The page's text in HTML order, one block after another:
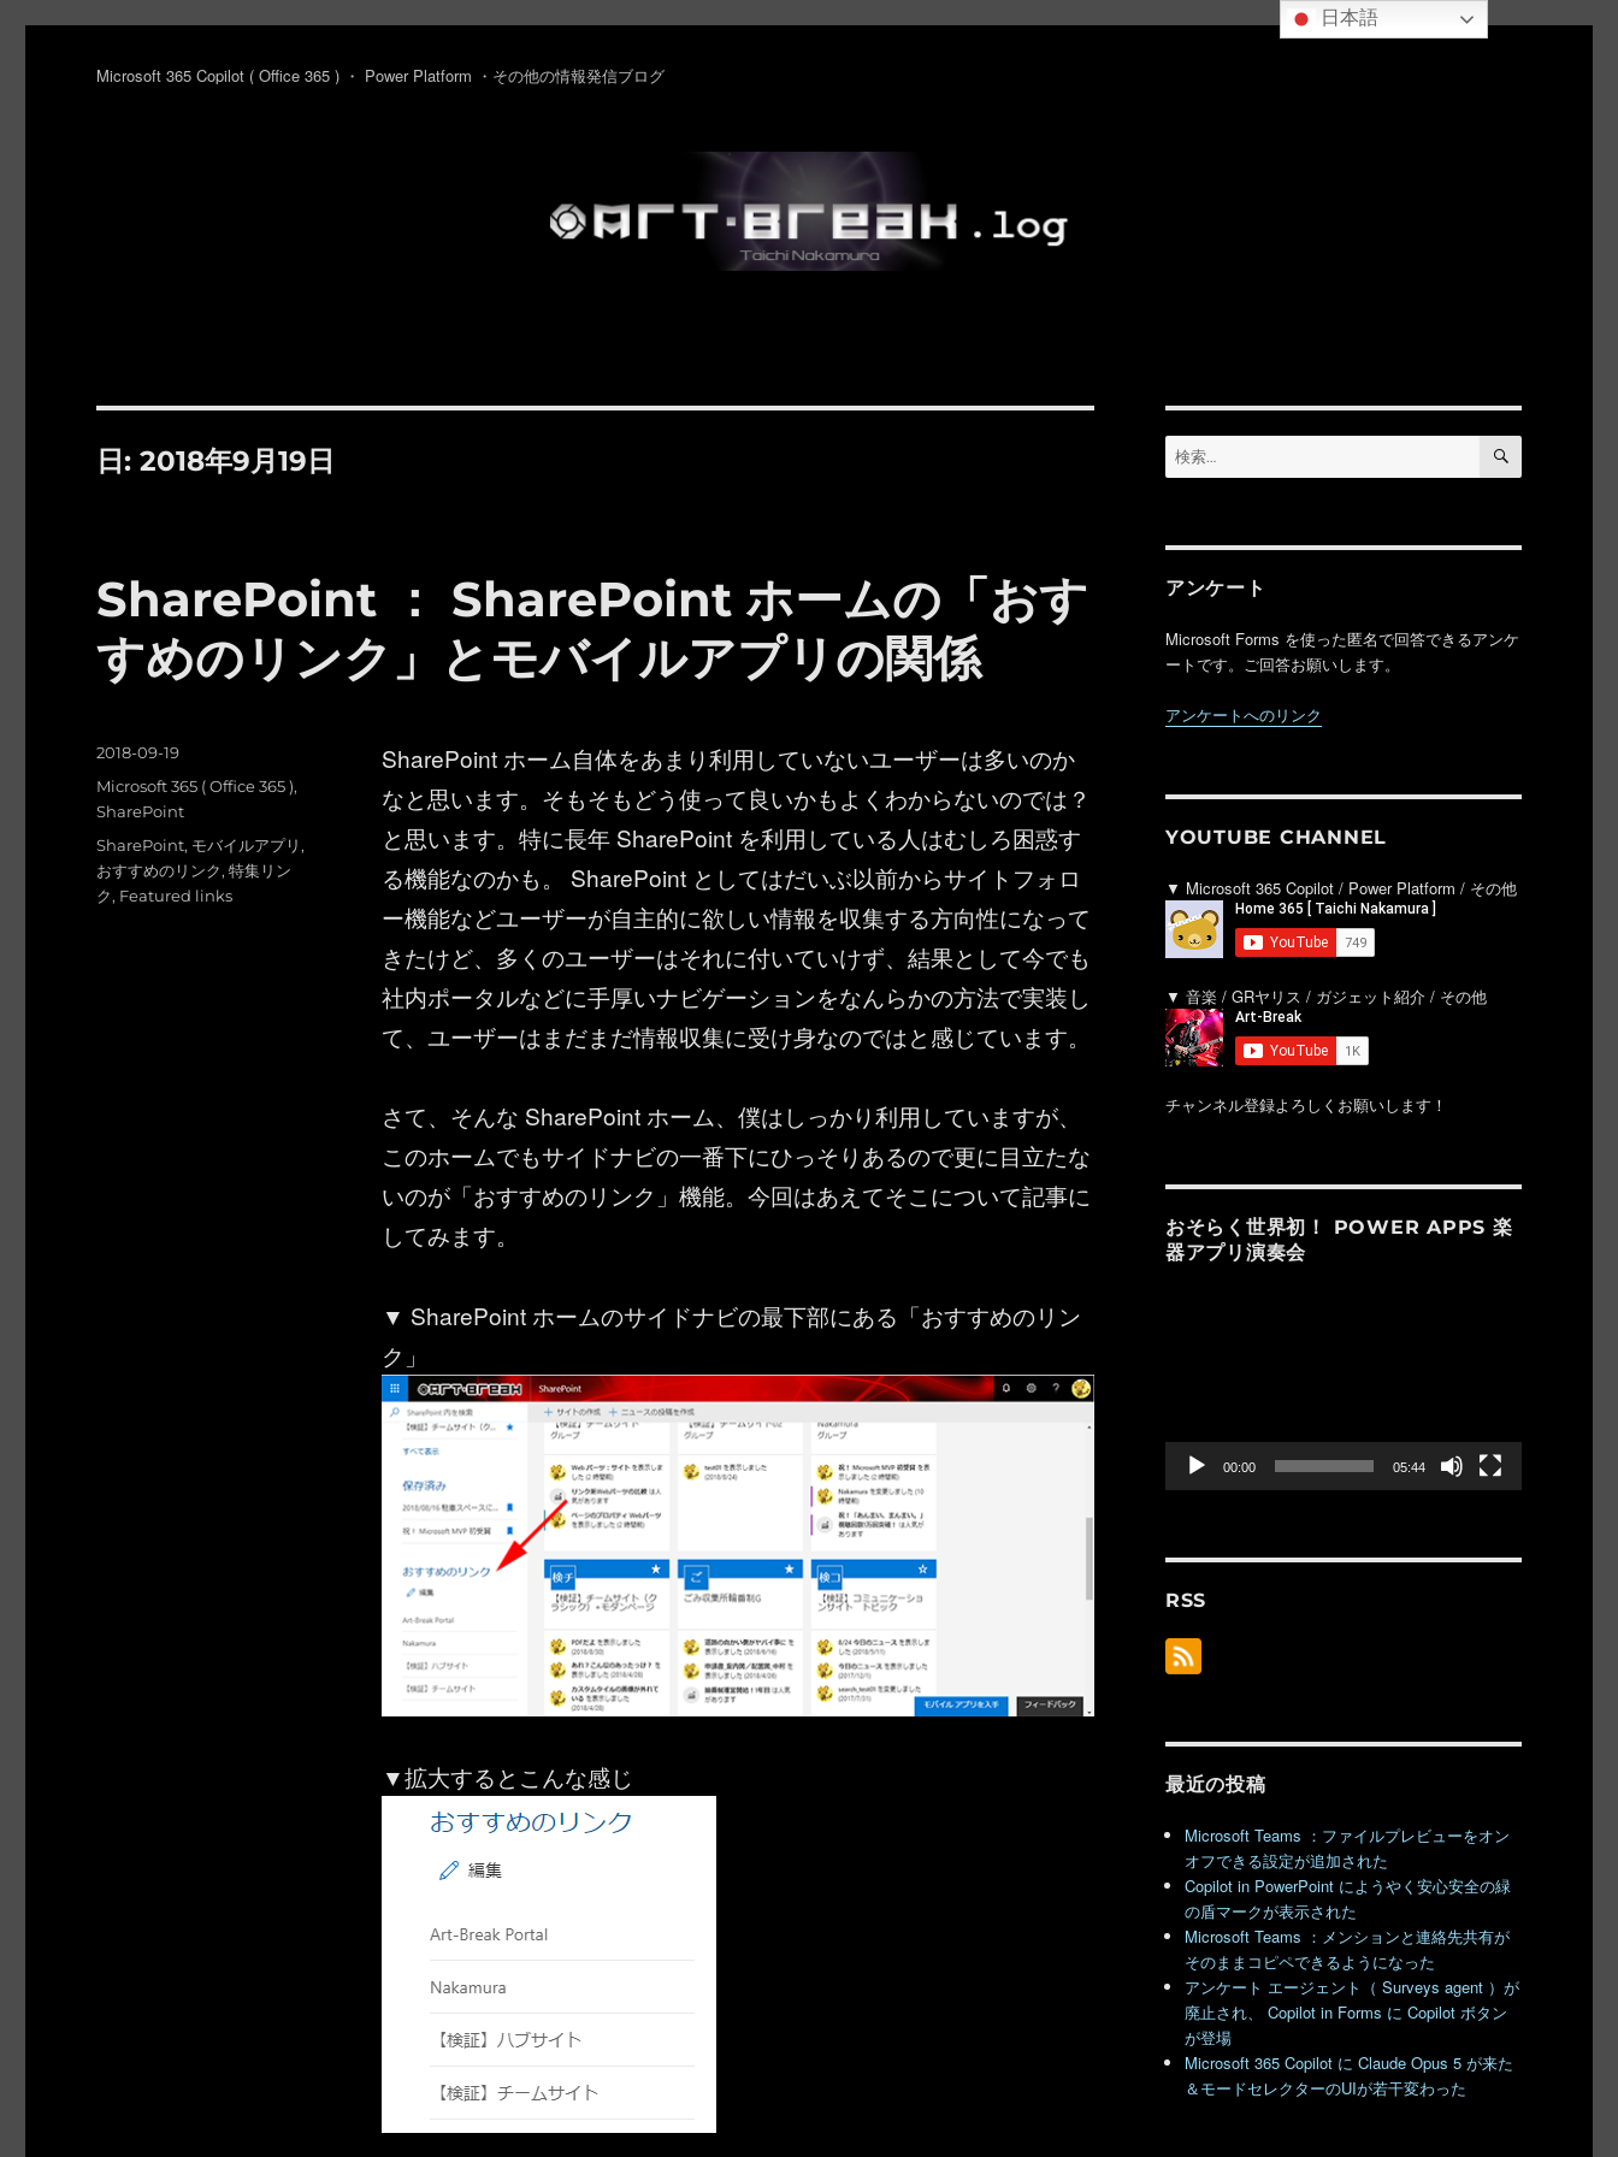
Microsoft 365 Copilot ( Office 365 ) ・ Power Platform ・その他の情報発信ブログ
日:2018年9月19日
SharePoint ： SharePoint ホームの「おす
すめのリンク」とモバイルアプリの関係
SharePoint ホーム自体をあまり利用していないユーザーは多いのか
なと思います。そもそもどう使って良いかもよくわからないのでは？
と思います。特に長年 SharePoint を利用している人はむしろ困惑す
る機能なのかも。 SharePoint としてはだいぶ以前からサイトフォロ
ー機能などユーザーが自主的に欲しい情報を収集する方向性になって
きたけど、多くのユーザーはそれに付いていけず、結果として今でも
社内ポータルなどに手厚いナビゲーションをなんらかの方法で実装し
て、ユーザーはまだまだ情報収集に受け身なのではと感じています。
さて、そんな SharePoint ホーム、僕はしっかり利用していますが、
このホームでもサイドナビの一番下にひっそりあるので更に目立たな
いのが「おすすめのリンク」機能。今回はあえてそこについて記事に
してみます。
▼ SharePoint ホームのサイドナビの最下部にある「おすすめのリン
ク」
▼拡大するとこんな感じ
投
日:
2018-09-19
カ
テ
ゴ
リ
ー
Microsoft 365 ( Office 365 ),
SharePoint
タ
グ
SharePoint, モバイルアプリ ,
おすすめのリンク,特集リン
ク, Featured links
検
索:
検
アンケート
Microsoft Forms を使った匿名で回答できるアンケ
ートです。ご回答お願いします。
アンケートへのリンク
YOUTUBE CHANNEL
▼ Microsoft 365 Copilot / Power Platform / その他
▼ 音楽 / GRヤリス / ガジェット紹介 / その他
チャンネル登録よろしくお願いします！
おそらく世界初！ POWER APPS 楽
器アプリ演奏会
00:00 05:44
RSS
最近の投稿
Microsoft Teams ：ファイルプレビューをオン
オフできる設定が追加された
Copilot in PowerPoint にようやく安心安全の緑
の盾マークが表示された
Microsoft Teams ：メンションと連絡先共有が
そのままコピペできるようになった
アンケート エージェント（ Surveys agent ）が
廃止され、 Copilot in Forms に Copilot ボタン
が登場
Microsoft 365 Copilot に Claude Opus 5 が来た
＆モードセレクターのUIが若干変わった
日本語